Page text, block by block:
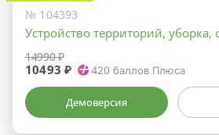
№ 104393
Устройство территорий, уборка,
14990 ₽
10493 ₽ 420 баллов Плюса
Демоверсия